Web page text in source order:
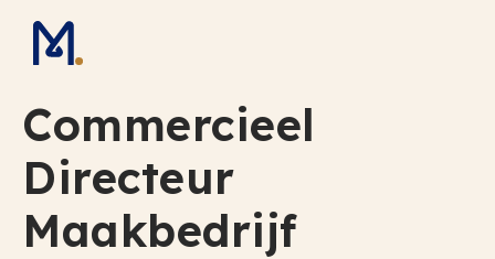
Commercieel
Directeur
Maakbedrijf